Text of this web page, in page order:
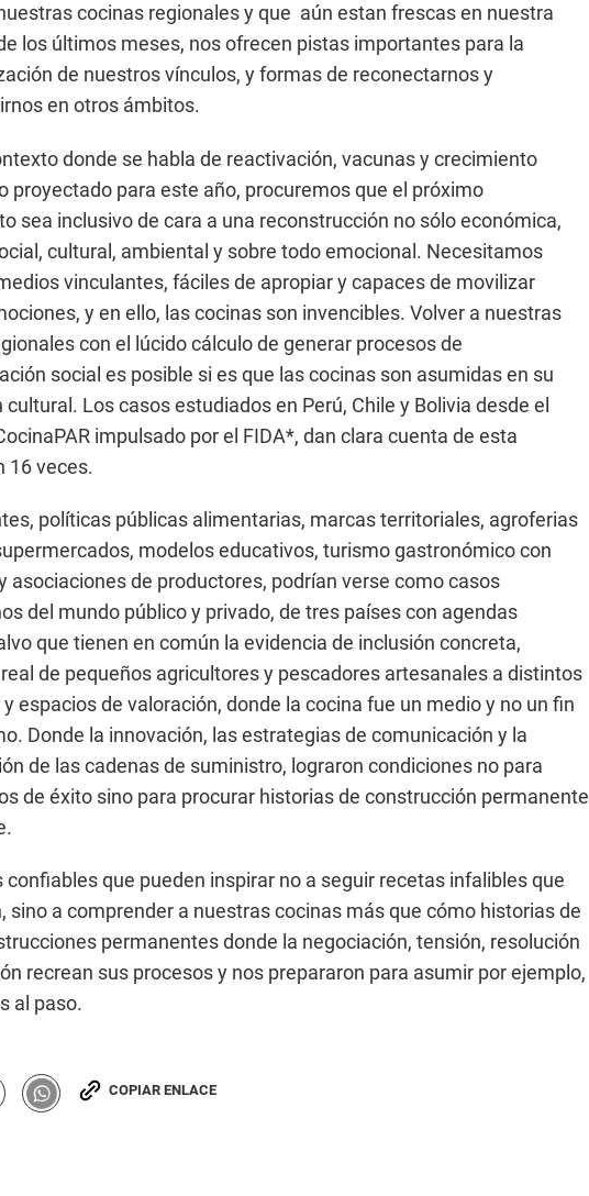
cocinas regionales y que aún estan frescas en nuestra
los últimos meses, nos ofrecen pistas importantes para la
de nuestros vínculos, y formas de reconectarnos y
en otros ámbitos.
donde se habla de reactivación, vacunas y crecimiento
proyectado para este año, procuremos que el próximo
sea inclusivo de cara a una reconstrucción no sólo económica,
cultural, ambiental y sobre todo emocional. Necesitamos
vinculantes, fáciles de apropiar y capaces de movilizar
y en ello, las cocinas son invencibles. Volver a nuestras
con el lúcido cálculo de generar procesos de
social es posible si es que las cocinas son asumidas en su
Los casos estudiados en Perú, Chile y Bolivia desde el
impulsado por el FIDA*, dan clara cuenta de esta
16 veces.
políticas públicas alimentarias, marcas territoriales, agroferias
modelos educativos, turismo gastronómico con
asociaciones de productores, podrían verse como casos
del mundo público y privado, de tres países con agendas
que tienen en común la evidencia de inclusión concreta,
de pequeños agricultores y pescadores artesanales a distintos
espacios de valoración, donde la cocina fue un medio y no un fin
Donde la innovación, las estrategias de comunicación y la
de las cadenas de suministro, lograron condiciones no para
de éxito sino para procurar historias de construcción permanente
confiables que pueden inspirar no a seguir recetas infalibles que
sino a comprender a nuestras cocinas más que cómo historias de
permanentes donde la negociación, tensión, resolución
recrean sus procesos y nos prepararon para asumir por ejemplo,
al paso.
COPIAR ENLACE